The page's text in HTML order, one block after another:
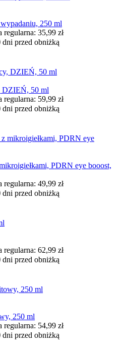
250 ml
regularna: 35,99 zł
dni przed obniżką
DZIEŃ, 50 ml
regularna: 59,99 zł
dni przed obniżką
PDRN eye booost,
regularna: 49,99 zł
dni przed obniżką
regularna: 62,99 zł
dni przed obniżką
250 ml
regularna: 54,99 zł
dni przed obniżką